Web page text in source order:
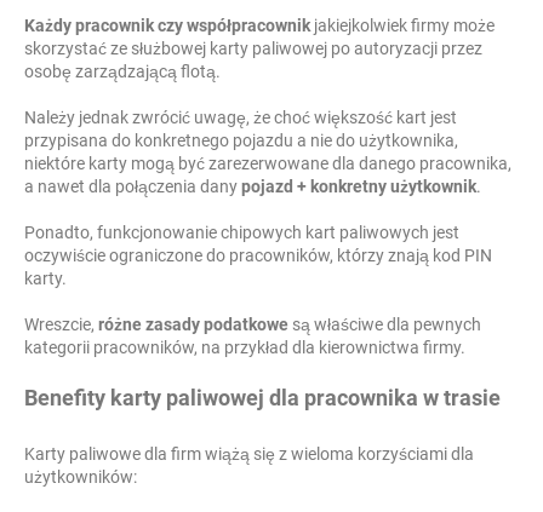
Każdy pracownik czy współpracownik jakiejkolwiek firmy może
skorzystać ze służbowej karty paliwowej po autoryzacji przez
osobę zarządzającą flotą.
Należy jednak zwrócić uwagę, że choć większość kart jest
przypisana do konkretnego pojazdu a nie do użytkownika,
niektóre karty mogą być zarezerwowane dla danego pracownika,
a nawet dla połączenia danypojazd + konkretny użytkownik.
Ponadto, funkcjonowanie chipowych kart paliwowych jest
oczywiście ograniczone do pracowników, którzy znają kod PIN
karty.
Wreszcie, różne zasady podatkowe są właściwe dla pewnych
kategorii pracowników, na przykład dla kierownictwa firmy.
Benefity karty paliwowej dla pracownika w trasie
Karty paliwowe dla firm wiążą się z wieloma korzyściami dla
użytkowników: